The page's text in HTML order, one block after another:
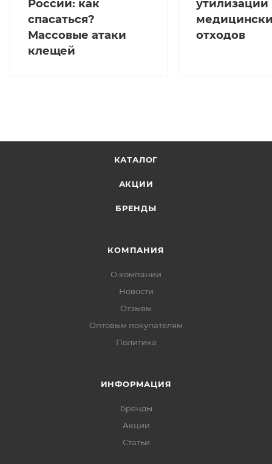
России: как
спасаться?
Массовые атаки
клещей
утилизации
отходов
КАТАЛОГ
АКЦИИ
БРЕНДЫ
КОМПАНИЯ
О компании
Новости
Отзывы
Оптовым покупателям
Политика
ИНФОРМАЦИЯ
Бренды
Акции
Статьи